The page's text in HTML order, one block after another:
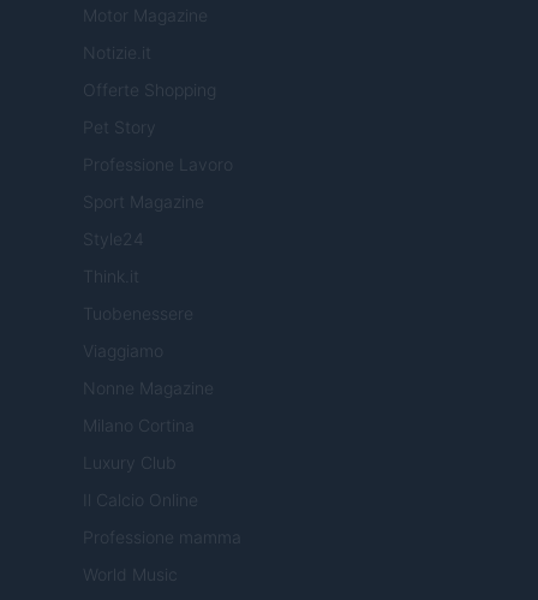
Motor Magazine
Notizie.it
Offerte Shopping
Pet Story
Professione Lavoro
Sport Magazine
Style24
Think.it
Tuobenessere
Viaggiamo
Nonne Magazine
Milano Cortina
Luxury Club
Il Calcio Online
Professione mamma
World Music